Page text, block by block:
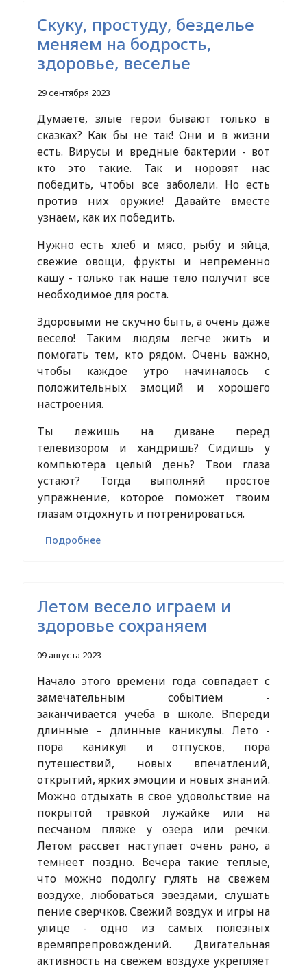
Скуку, простуду, безделье
меняем на бодрость,
здоровье, веселье
29 сентября 2023
Думаете, злые герои бывают только в
сказках? Как бы не так! Они и в жизни
есть. Вирусы и вредные бактерии - вот
кто это такие. Так и норовят нас
победить, чтобы все заболели. Но есть
против них оружие! Давайте вместе
узнаем, как их победить.
Нужно есть хлеб и мясо, рыбу и яйца,
свежие овощи, фрукты и непременно
кашу - только так наше тело получит все
необходимое для роста.
Здоровыми не скучно быть, а очень даже
весело! Таким людям легче жить и
помогать тем, кто рядом. Очень важно,
чтобы каждое утро начиналось с
положительных эмоций и хорошего
настроения.
Ты лежишь на диване перед
телевизором и хандришь? Сидишь у
компьютера целый день? Твои глаза
устают? Тогда выполняй простое
упражнение, которое поможет твоим
глазам отдохнуть и потренироваться.
Подробнее
Летом весело играем и
здоровье сохраняем
09 августа 2023
Начало этого времени года совпадает с
замечательным событием -
заканчивается учеба в школе. Впереди
длинные – длинные каникулы. Лето -
пора каникул и отпусков, пора
путешествий, новых впечатлений,
открытий, ярких эмоции и новых знаний.
Можно отдыхать в свое удовольствие на
покрытой травкой лужайке или на
песчаном пляже у озера или речки.
Летом рассвет наступает очень рано, а
темнеет поздно. Вечера такие теплые,
что можно подолгу гулять на свежем
воздухе, любоваться звездами, слушать
пение сверчков. Свежий воздух и игры на
улице - одно из самых полезных
времяпрепровождений. Двигательная
активность на свежем воздухе укрепляет